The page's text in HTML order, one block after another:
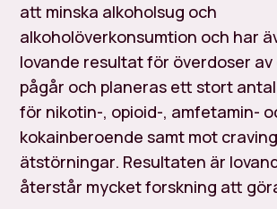
att minska alkoholsug och
alkoholöverkonsumtion och har
lovande resultat för överdoser av
pågår och planeras ett stort
för nikotin-, opioid-, amfetamin-
kokainberoende samt mot
ätstörningar. Resultaten är
återstår mycket forskning att